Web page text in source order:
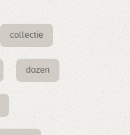
collectie
dozen